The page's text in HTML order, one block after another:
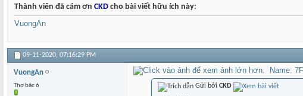
Thành viên đã cám ơn CKD cho bài viết hữu ích này:
VuongAn
09-11-2020, 07:16:29 PM
VuongAn
Thợ bậc 6 Gửi bởi CKD